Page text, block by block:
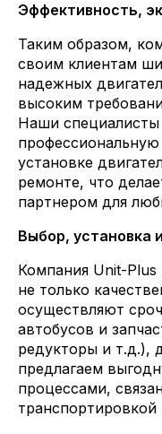
Эффективность,
Таким образом,
своим клиентам
надежных
высоким
Наши специалисты
установке
ремонте, что
партнером для
Выбор, установка
Компания Unit-Plus
не только
осуществляют
автобусов и
редукторы и т.д.),
предлагаем
процессами,